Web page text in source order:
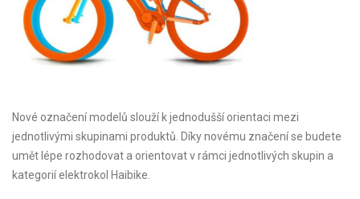
Nové označení modelů slouží k jednodušší orientaci mezi
jednotlivými skupinami produktů. Díky novému značení se budete
umět lépe rozhodovat a orientovat v rámci jednotlivých skupin a
kategorií elektrokol Haibike.